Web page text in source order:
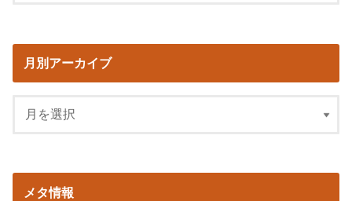
月別アーカイブ
メタ情報